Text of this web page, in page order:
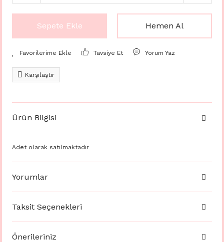
Sepete Ekle Hemen Al
Tavsiye Et Yorum Yaz
Karşılaştır
Ürün Bilgisi
Adet olarak satılmaktadır
Yorumlar
Taksit Seçenekleri
Önerileriniz